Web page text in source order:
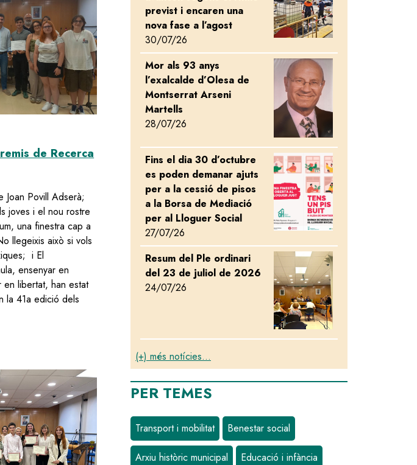
d'Olesa
de Recerca
Joan Povill Adserà;
joves i el nou rostre
una finestra cap a
llegeixis això si vols
i El
ensenyar en
en libertat, han estat
la 41a edició dels
41è Premis de Recerca Vila d'Olesa
previst i encaren una
nova fase a l’agost
30/07/26
Mor als 93 anys
l’exalcalde d’Olesa de
Montserrat Arseni
Martells
28/07/26
Image
Fins el dia 30 d’octubre
es poden demanar ajuts
per a la cessió de pisos
a la Borsa de Mediació
per al Lloguer Social
27/07/26
Image
Resum del Ple ordinari
del 23 de juliol de 2026
24/07/26
Image
(+) més notícies...
PER TEMES
Transport i mobilitat Benestar social
Arxiu històric municipal Educació i infància